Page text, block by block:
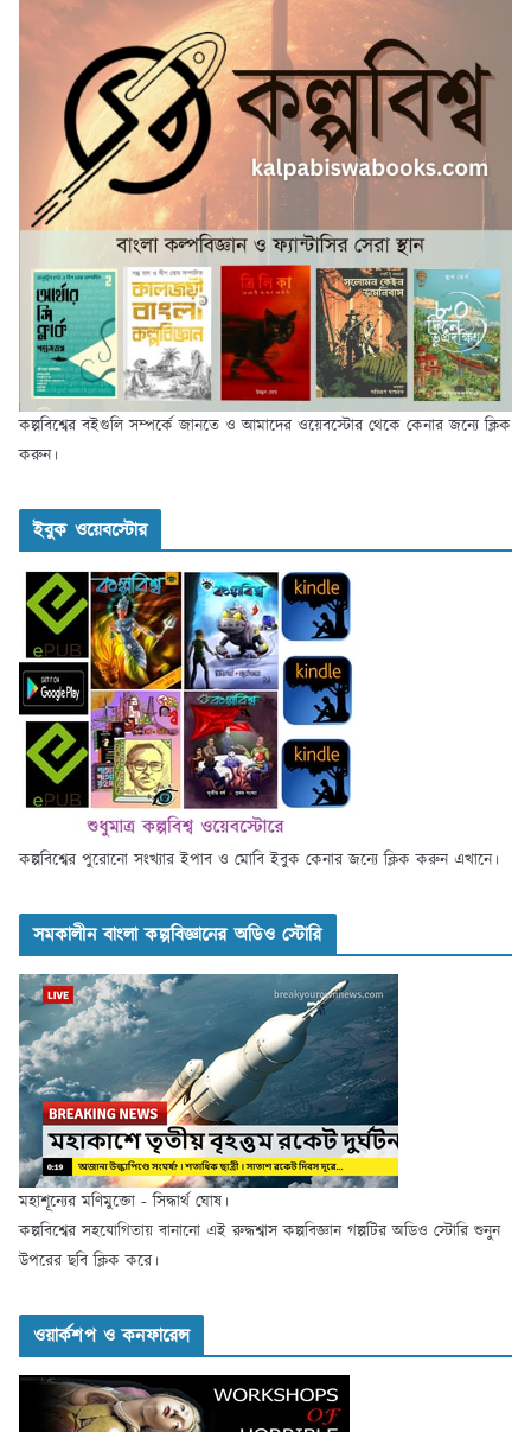
কল্পবিশ্বের বইগুলি সম্পর্কে জানতে ও আমাদের ওয়েবস্টোর থেকে কেনার জন্যে ক্লিক
করুন।
ইবুক ওয়েবস্টোর
কল্পবিশ্বের পুরোনো সংখ্যার ইপাব ও মোবি ইবুক কেনার জন্যে ক্লিক করুন এখানে।
সমকালীন বাংলা কল্পবিজ্ঞানের অডিও স্টোরি
মহাশূন্যের মণিমুক্তো - সিদ্ধার্থ ঘোষ।
কল্পবিশ্বের সহযোগিতায় বানানো এই রুদ্ধশ্বাস কল্পবিজ্ঞান গল্পটির অডিও স্টোরি শুনুন
উপরের ছবি ক্লিক করে।
ওয়ার্কশপ ও কনফারেন্স